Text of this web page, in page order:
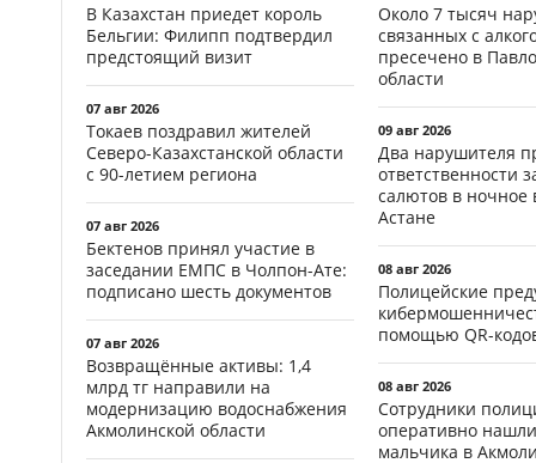
В Казахстан приедет король
Бельгии: Филипп подтвердил
предстоящий визит
07 авг 2026
Токаев поздравил жителей
Северо-Казахстанской области
с 90-летием региона
07 авг 2026
Бектенов принял участие в
заседании ЕМПС в Чолпон-Ате:
подписано шесть документов
07 авг 2026
Возвращённые активы: 1,4
млрд тг направили на
модернизацию водоснабжения
Акмолинской области
Около 7 тысяч
связанных с
пресечено в
области
09 авг 2026
Два нарушителя
ответственности
салютов в ночное
Астане
08 авг 2026
Полицейские
помощью QR-
08 авг 2026
Сотрудники
оперативно
мальчика в